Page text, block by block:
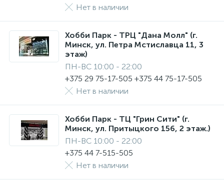
Нет в наличии
Хобби Парк - ТРЦ "Дана Молл" (г.
Минск, ул. Петра Мстиславца 11, 3
этаж)
ПН-ВС 10:00 - 22:00
+375 29 75-17-505 +375 44 75-17-505
Нет в наличии
Хобби Парк - ТЦ "Грин Сити" (г.
Минск, ул. Притыцкого 156, 2 этаж.)
ПН-ВС 10:00 - 22:00
+375 44 7-515-505
Нет в наличии